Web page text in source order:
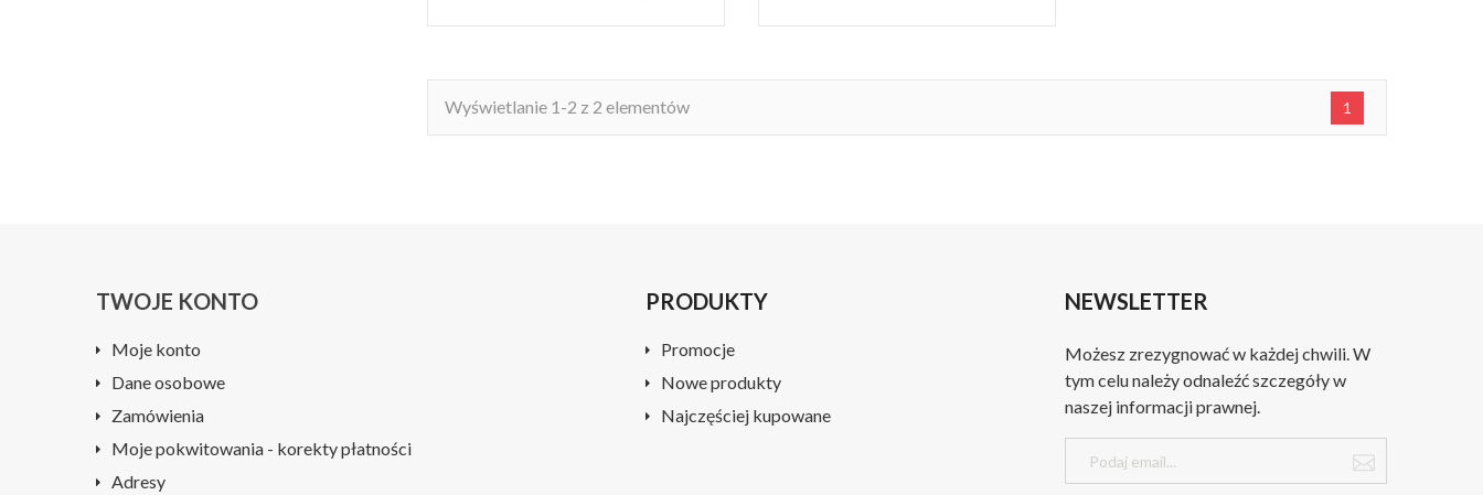
Wyświetlanie 1-2 z 2 elementów 1
TWOJE KONTO
Moje konto
Dane osobowe
Zamówienia
Moje pokwitowania - korekty płatności
Adresy
PRODUKTY
Promocje
Nowe produkty
Najczęściej kupowane
NEWSLETTER
Możesz zrezygnować w każdej chwili. W
tym celu należy odnaleźć szczegóły w
naszej informacji prawnej.